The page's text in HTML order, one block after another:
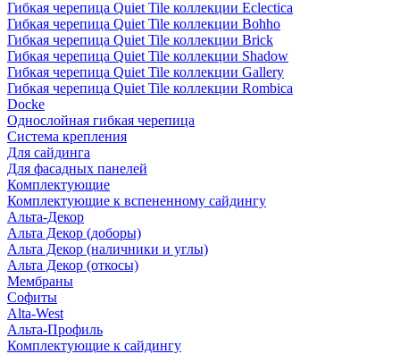
Гибкая черепица Quiet Tile коллекции Eclectica
Гибкая черепица Quiet Tile коллекции Bohho
Гибкая черепица Quiet Tile коллекции Brick
Гибкая черепица Quiet Tile коллекции Shadow
Гибкая черепица Quiet Tile коллекции Gallery
Гибкая черепица Quiet Tile коллекции Rombica
Docke
Однослойная гибкая черепица
Система крепления
Для сайдинга
Для фасадных панелей
Комплектующие
Комплектующие к вспененному сайдингу
Альта-Декор
Альта Декор (доборы)
Альта Декор (наличники и углы)
Альта Декор (откосы)
Мембраны
Софиты
Alta-West
Альта-Профиль
Комплектующие к сайдингу